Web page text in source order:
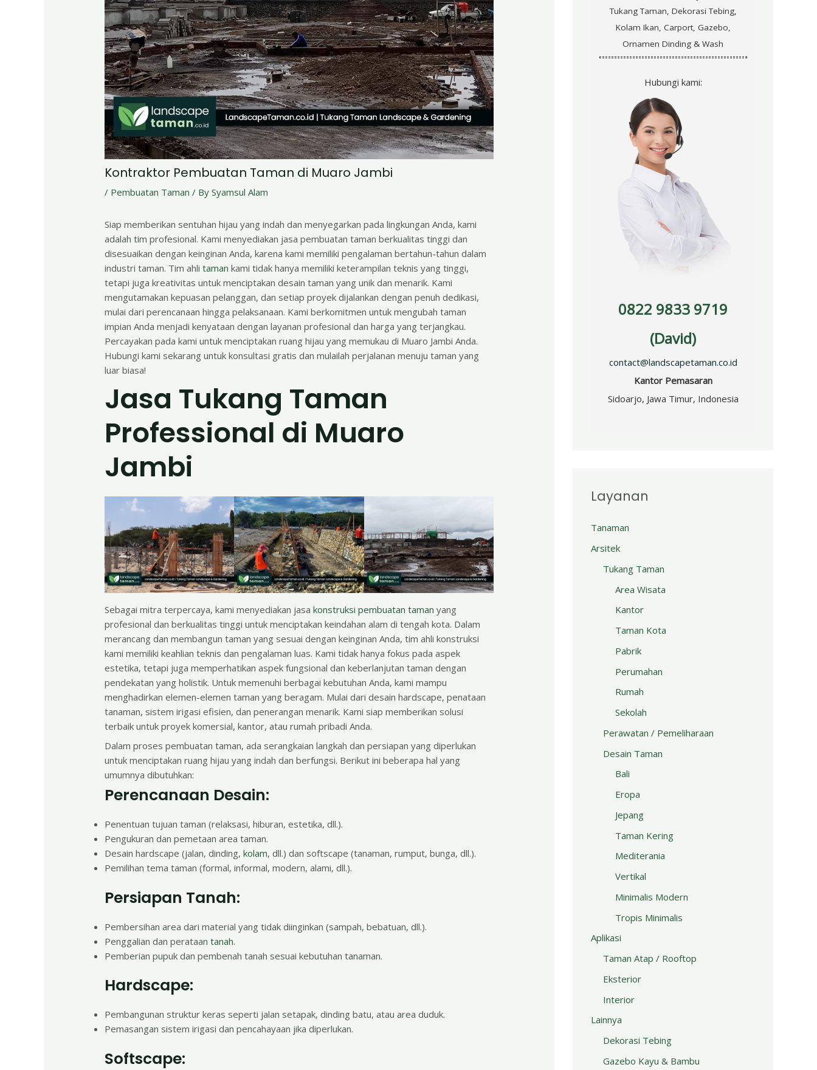
Kontraktor Pembuatan Taman di Muaro Jambi
/ Pembuatan Taman / BySyamsul Alam
Siap memberikan sentuhan hijau yang indah dan menyegarkan pada lingkungan Anda, kami
adalah tim profesional. Kami menyediakan jasa pembuatan taman berkualitas tinggi dan
disesuaikan dengan keinginan Anda, karena kami memiliki pengalaman bertahun-tahun dalam
industri taman. Tim ahlitaman kami tidak hanya memiliki keterampilan teknis yang tinggi,
tetapi juga kreativitas untuk menciptakan desain taman yang unik dan menarik. Kami
mengutamakan kepuasan pelanggan, dan setiap proyek dijalankan dengan penuh dedikasi,
mulai dari perencanaan hingga pelaksanaan. Kami berkomitmen untuk mengubah taman
impian Anda menjadi kenyataan dengan layanan profesional dan harga yang terjangkau.
Percayakan pada kami untuk menciptakan ruang hijau yang memukau di Muaro Jambi Anda.
Hubungi kami sekarang untuk konsultasi gratis dan mulailah perjalanan menuju taman yang
luar biasa!
Jasa Tukang Taman
Professional di Muaro
Jambi
Sebagai mitra terpercaya, kami menyediakan jasakonstruksi pembuatan taman yang
profesional dan berkualitas tinggi untuk menciptakan keindahan alam di tengah kota. Dalam
merancang dan membangun taman yang sesuai dengan keinginan Anda, tim ahli konstruksi
kami memiliki keahlian teknis dan pengalaman luas. Kami tidak hanya fokus pada aspek
estetika, tetapi juga memperhatikan aspek fungsional dan keberlanjutan taman dengan
pendekatan yang holistik. Untuk memenuhi berbagai kebutuhan Anda, kami mampu
menghadirkan elemen-elemen taman yang beragam. Mulai dari desain hardscape, penataan
tanaman, sistem irigasi efisien, dan penerangan menarik. Kami siap memberikan solusi
terbaik untuk proyek komersial, kantor, atau rumah pribadi Anda.
Dalam proses pembuatan taman, ada serangkaian langkah dan persiapan yang diperlukan
untuk menciptakan ruang hijau yang indah dan berfungsi. Berikut ini beberapa hal yang
umumnya dibutuhkan:
Perencanaan Desain:
Penentuan tujuan taman (relaksasi, hiburan, estetika, dll.).
Pengukuran dan pemetaan area taman.
Desain hardscape (jalan, dinding,kolam, dll.) dan softscape (tanaman, rumput, bunga, dll.).
Pemilihan tema taman (formal, informal, modern, alami, dll.).
Persiapan Tanah:
Pembersihan area dari material yang tidak diinginkan (sampah, bebatuan, dll.).
Penggalian dan perataantanah.
Pemberian pupuk dan pembenah tanah sesuai kebutuhan tanaman.
Hardscape:
Pembangunan struktur keras seperti jalan setapak, dinding batu, atau area duduk.
Pemasangan sistem irigasi dan pencahayaan jika diperlukan.
Softscape:
Tukang Taman, Dekorasi Tebing,
Kolam Ikan, Carport, Gazebo,
Ornamen Dinding & Wash
Hubungi kami:
0822 9833 9719
(David)
contact@landscapetaman.co.id
Kantor Pemasaran
Sidoarjo, Jawa Timur, Indonesia
Layanan
Tanaman
Arsitek
Tukang Taman
Area Wisata
Kantor
Taman Kota
Pabrik
Perumahan
Rumah
Sekolah
Perawatan / Pemeliharaan
Desain Taman
Bali
Eropa
Jepang
Taman Kering
Mediterania
Vertikal
Minimalis Modern
Tropis Minimalis
Aplikasi
Taman Atap / Rooftop
Eksterior
Interior
Lainnya
Dekorasi Tebing
Gazebo Kayu & Bambu